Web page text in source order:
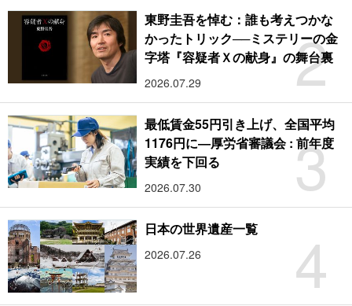
2
東野圭吾を悼む：誰も考えつかな
かったトリック──ミステリーの金
字塔『容疑者Ｘの献身』の舞台裏
2026.07.29
3
最低賃金55円引き上げ、全国平均
1176円に―厚労省審議会 : 前年度
実績を下回る
2026.07.30
4
日本の世界遺産一覧
2026.07.26